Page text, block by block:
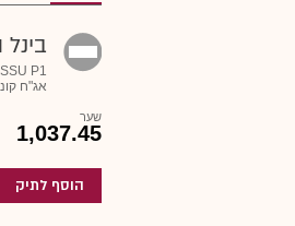
P1
אג"ח
שער
1,037.45
הוסף לתיק